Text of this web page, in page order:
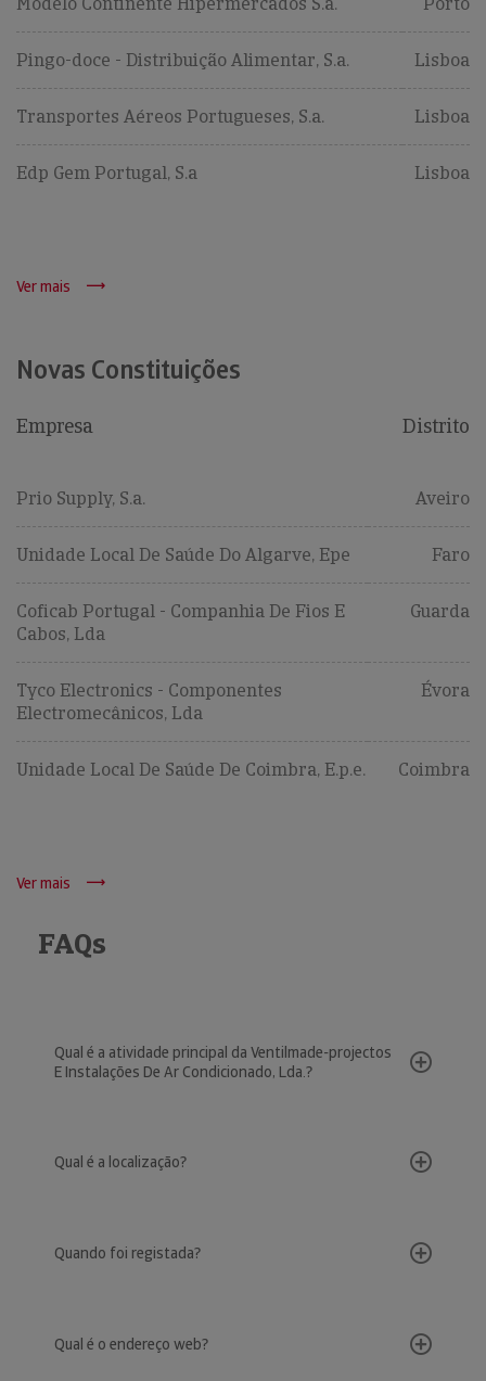
Pingo-doce - Distribuição Alimentar, S.a. Lisboa
Transportes Aéreos Portugueses, S.a. Lisboa
Edp Gem Portugal, S.a Lisboa
Ver mais
Novas Constituições
Empresa Distrito
Prio Supply, S.a. Aveiro
Unidade Local De Saúde Do Algarve, Epe Faro
Coficab Portugal - Companhia De Fios E
Cabos, Lda
Guarda
Tyco Electronics - Componentes
Electromecânicos, Lda
Évora
Unidade Local De Saúde De Coimbra, E.p.e. Coimbra
Ver mais
FAQs
Qual é a atividade principal da Ventilmade-projectos
E Instalações De Ar Condicionado, Lda.?
Qual é a localização?
Quando foi registada?
Qual é o endereço web?